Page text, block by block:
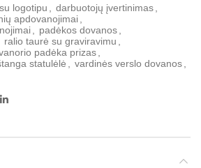
logotipu , darbuotojų įvertinimas,
apdovanojimai,
, padėkos dovanos,
ralio taurė su graviravimu ,
padėka prizas,
statulėlė , vardinės verslo dovanos,